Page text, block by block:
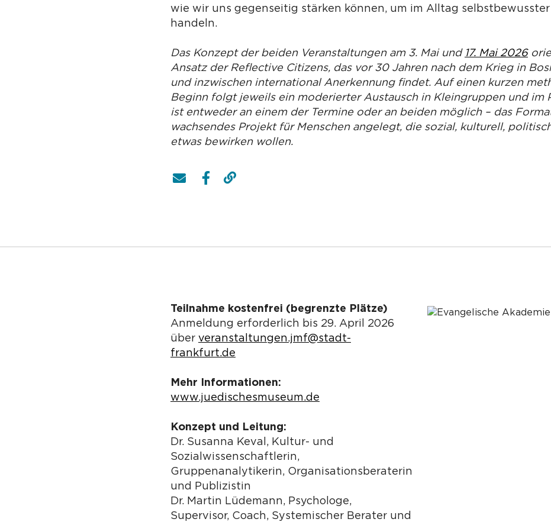
wie wir uns gegenseitig stärken können, um im Alltag
handeln.
Das Konzept der beiden Veranstaltungen am 3. Mai und 17. Mai 2026
Ansatz der Reflective Citizens, das vor 30 Jahren nach dem Krieg in
und inzwischen international Anerkennung findet. Auf einen kurzen
Beginn folgt jeweils ein moderierter Austausch in Kleingruppen und im
ist entweder an einem der Termine oder an beiden möglich – das
wachsendes Projekt für Menschen angelegt, die sozial, kulturell,
etwas bewirken wollen.
Teilnahme kostenfrei (begrenzte Plätze)
Anmeldung erforderlich bis 29. April 2026
über veranstaltungen.jmf@stadt-
frankfurt.de
Mehr Informationen:
www.juedischesmuseum.de
Konzept und Leitung:
Dr. Susanna Keval, Kultur- und
Sozialwissenschaftlerin,
Gruppenanalytikerin, Organisationsberaterin
und Publizistin
Dr. Martin Lüdemann, Psychologe,
Supervisor, Coach, Systemischer Berater und